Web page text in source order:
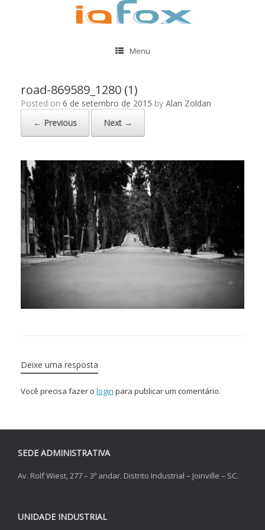
Menu
road-869589_1280 (1)
Posted on 6 de setembro de 2015 by Alan Zoldan
← Previous
Next →
Deixe uma resposta
Você precisa fazer o login para publicar um comentário.
SEDE ADMINISTRATIVA
Av. Rolf Wiest, 277 – 3º andar. Distrito Industrial – Joinville – SC.
UNIDADE INDUSTRIAL